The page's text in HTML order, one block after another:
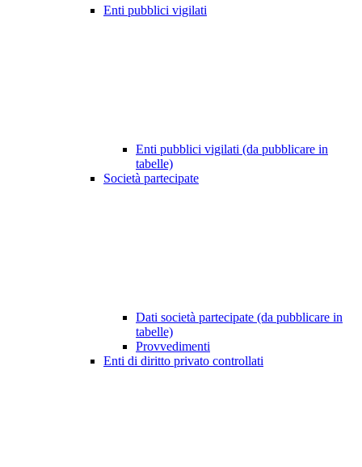
Enti pubblici vigilati
Enti pubblici vigilati (da pubblicare in
tabelle)
Società partecipate
Dati società partecipate (da pubblicare in
tabelle)
Provvedimenti
Enti di diritto privato controllati